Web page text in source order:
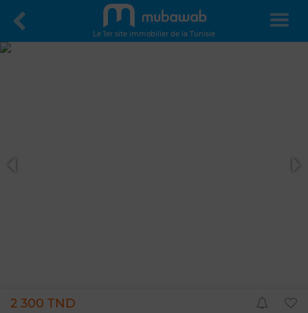
Le 1er site immobilier de la Tunisie
2 300 TND